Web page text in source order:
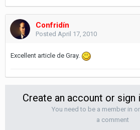
Confridín
Posted April 17, 2010
Excellent article de Gray.
Create an account or
You need to be a member in
a comment